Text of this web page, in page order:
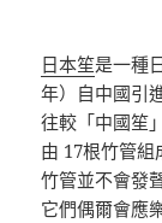
日本笙是一種
年）自中國引
往較「中國笙
由 17根竹管組
竹管並不會發
它們偶爾會應